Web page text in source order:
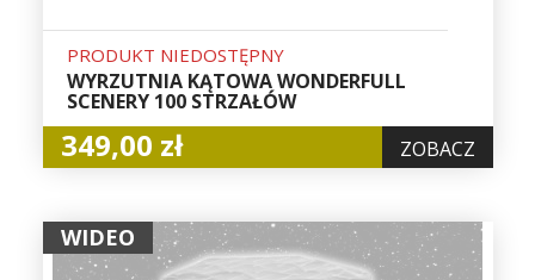
PRODUKT NIEDOSTĘPNY
WYRZUTNIA KĄTOWA WONDERFULL
SCENERY 100 STRZAŁÓW
349,00 zł ZOBACZ
WIDEO